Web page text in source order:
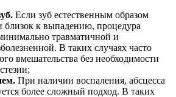
Если зуб естественным образом
близок к выпадению, процедура
травматичной и
В таких случаях часто
вмешательства без необходимости
При наличии воспаления, абсцесса
более сложный подход. В таких